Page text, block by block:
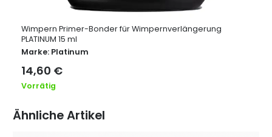
Wimpern Primer-Bonder für Wimpernverlängerung
PLATINUM 15 ml
Marke: Platinum
14,60 €
Vorrätig
Ähnliche Artikel